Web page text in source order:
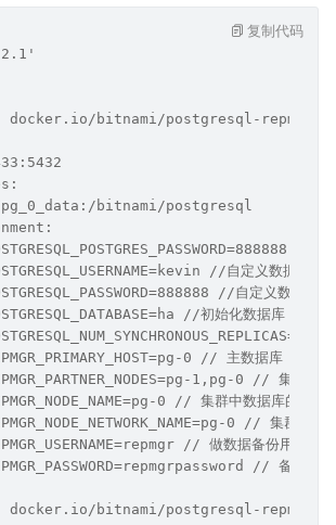
docker.io/bitnami/postgresql-
bitnami/postgresql
//对
//自定义数据库用
//自定义数据库用
//初始化数据库
//
0 // 主数据库
1,pg-0 // 集群中数
0 // 集群中数据库的标识
0 // 集群中数据
// 做数据备份用的用户
// 备份数据
docker.io/bitnami/postgresql-
复制代码